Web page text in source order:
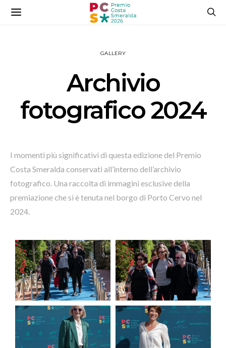
GALLERY
Archivio
fotografico 2024
I momenti più significativi di questa edizione del Premio
Costa Smeralda conservati all’interno dell’archivio
fotografico. Una raccolta di immagini esclusive della
premiazione che si è tenuta nel borgo di Porto Cervo nel
2024.